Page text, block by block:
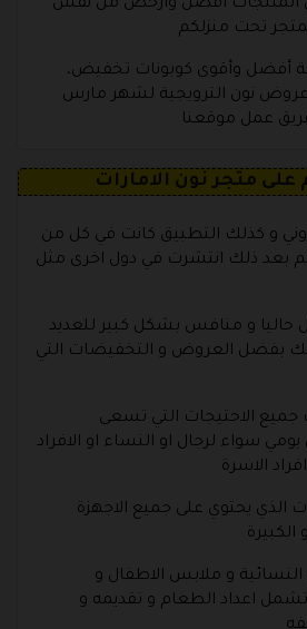
المنتجات أفضل وأرخص من نفس
أفضل وأقوى كوبونات تخفيض،
نون الترويجية لشهر مارس
على متجر نون الامارات
و كذلك التطبيق كانت في كل من
ثم بعد ذلك انتشرت في دول اخرى مثل
حاليا و منافس بشكل كبير للعديد
بفضل العروض و التخفيضات التي
جميع الاحتيجات التي تسعى
سواء لرجال او النساء او الافراد
الذي يحتوي على جميع الاجهزة
و النسائية و ملابس الاطفال و
اعداد الطعام و تقديمه و